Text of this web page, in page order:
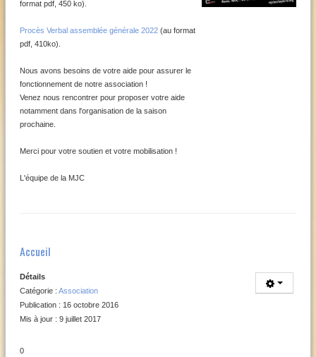
format pdf, 450 ko).
Procès Verbal assemblée générale 2022 (au format
pdf, 410ko).
Nous avons besoins de votre aide pour assurer le
fonctionnement de notre association !
Venez nous rencontrer pour proposer votre aide
notamment dans l'organisation de la saison
prochaine.
Merci pour votre soutien et votre mobilisation !
L'équipe de la MJC
Accueil
Détails
Catégorie : Association
Publication : 16 octobre 2016
Mis à jour : 9 juillet 2017
0